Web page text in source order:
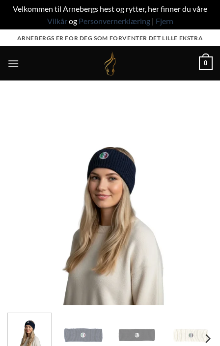
Velkommen til Arnebergs hest og rytter, her finner du våre
Vilkårog Personvernerklæring| Fjern
to
content
ARNEBERGS ER FOR DEG SOM FORVENTER DET LILLE EKSTRA
0